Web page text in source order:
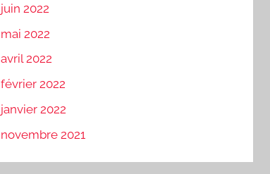
juin 2022
mai 2022
avril 2022
février 2022
janvier 2022
novembre 2021